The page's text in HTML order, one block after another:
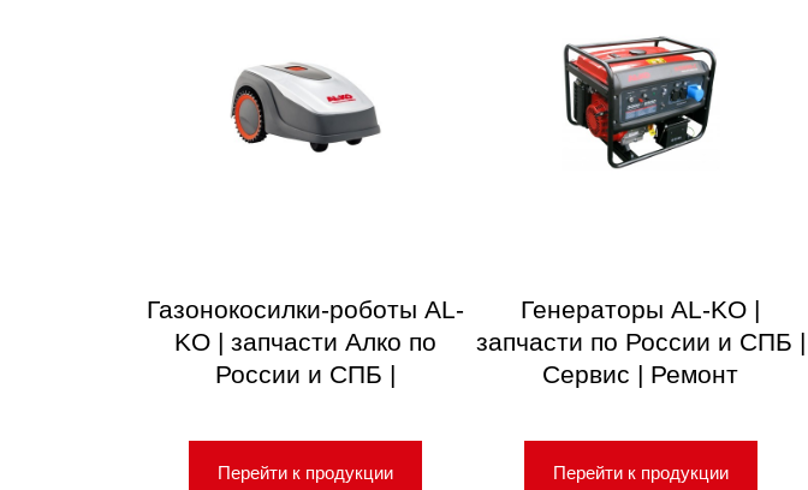
Газонокосилки-роботы AL-
KO | запчасти Алко по
России и СПБ |
Перейти к продукции
Генераторы AL-KO |
запчасти по России и СПБ |
Сервис | Ремонт
Перейти к продукции